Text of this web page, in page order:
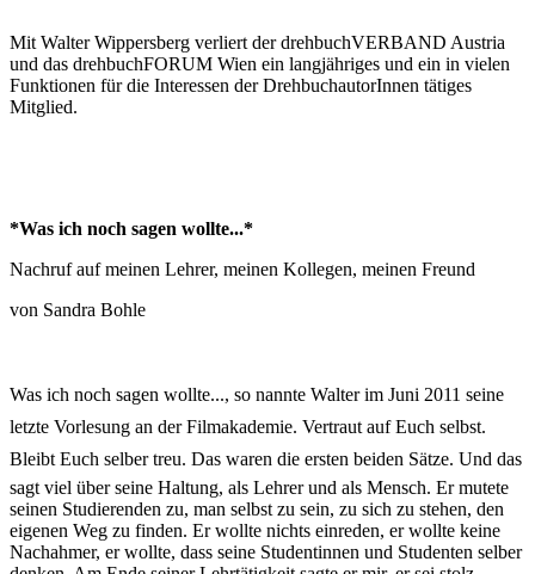
Mit Walter Wippersberg verliert der drehbuchVERBAND Austria
und das drehbuchFORUM Wien ein langjähriges und ein in vielen
Funktionen für die Interessen der DrehbuchautorInnen tätiges
Mitglied.
*Was ich noch sagen wollte...*
Nachruf auf meinen Lehrer, meinen Kollegen, meinen Freund
von Sandra Bohle
Was ich noch sagen wollte..., so nannte Walter im Juni 2011 seine
letzte Vorlesung an der Filmakademie. Vertraut auf Euch selbst.
Bleibt Euch selber treu. Das waren die ersten beiden Sätze. Und das
sagt viel über seine Haltung, als Lehrer und als Mensch. Er mutete
seinen Studierenden zu, man selbst zu sein, zu sich zu stehen, den
eigenen Weg zu finden. Er wollte nichts einreden, er wollte keine
Nachahmer, er wollte, dass seine Studentinnen und Studenten selber